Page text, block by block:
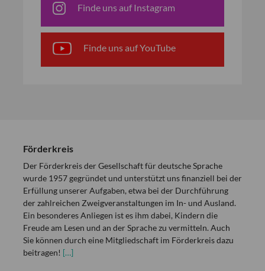
Finde uns auf Instagram
Finde uns auf YouTube
Förderkreis
Der Förderkreis der Gesellschaft für deutsche Sprache
wurde 1957 gegründet und unterstützt uns finanziell bei der
Erfüllung unserer Aufgaben, etwa bei der Durchführung
der zahlreichen Zweigveranstaltungen im In- und Ausland.
Ein besonderes Anliegen ist es ihm dabei, Kindern die
Freude am Lesen und an der Sprache zu vermitteln. Auch
Sie können durch eine Mitgliedschaft im Förderkreis dazu
beitragen! […]